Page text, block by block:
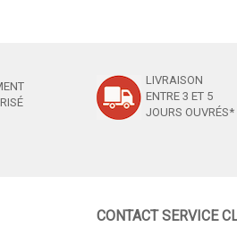
LIVRAISON
ENTRE 3 ET 5
JOURS OUVRÉS*
CONTACT SERVICE